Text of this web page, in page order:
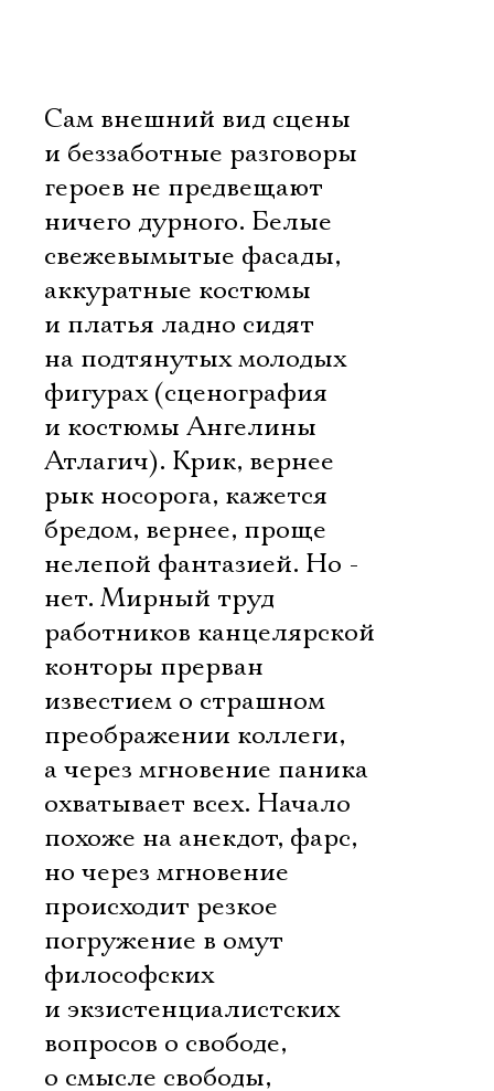
Сам внешний вид сцены
и беззаботные разговоры
героев не предвещают
ничего дурного. Белые
свежевымытые фасады,
аккуратные костюмы
и платья ладно сидят
на подтянутых молодых
фигурах (сценография
и костюмы Ангелины
Атлагич). Крик, вернее 
рык носорога, кажется
бредом, вернее, проще 
нелепой фантазией. Но -
нет. Мирный труд
работников канцелярской
конторы прерван
известием о страшном
преображении коллеги,
а через мгновение паника
охватывает всех. Начало
похоже на анекдот, фарс,
но через мгновение
происходит резкое
погружение в омут
философских
и экзистенциалистских
вопросов о свободе,
о смысле свободы,